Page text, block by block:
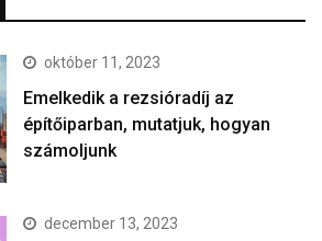
október 11, 2023
Emelkedik a rezsióradíj az
építőiparban, mutatjuk, hogyan
számoljunk
december 13, 2023